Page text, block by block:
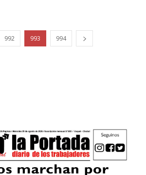
992 993 994